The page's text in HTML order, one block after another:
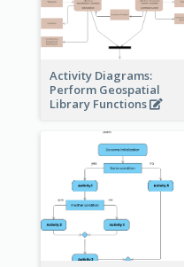
Activity Diagrams:
Perform Geospatial
Library Functions